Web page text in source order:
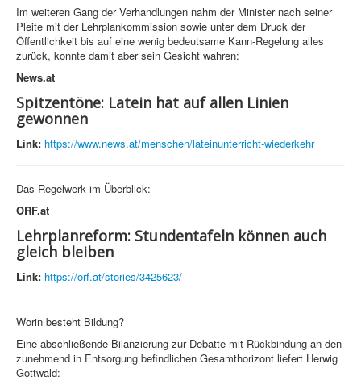
Im weiteren Gang der Verhandlungen nahm der Minister nach seiner
Pleite mit der Lehrplankommission sowie unter dem Druck der
Öffentlichkeit bis auf eine wenig bedeutsame Kann-Regelung alles
zurück, konnte damit aber sein Gesicht wahren:
News.at
Spitzentöne: Latein hat auf allen Linien
gewonnen
Link: https://www.news.at/menschen/lateinunterricht-wiederkehr
Das Regelwerk im Überblick:
ORF.at
Lehrplanreform: Stundentafeln können auch
gleich bleiben
Link: https://orf.at/stories/3425623/
Worin besteht Bildung?
Eine abschließende Bilanzierung zur Debatte mit Rückbindung an den
zunehmend in Entsorgung befindlichen Gesamthorizont liefert Herwig
Gottwald: